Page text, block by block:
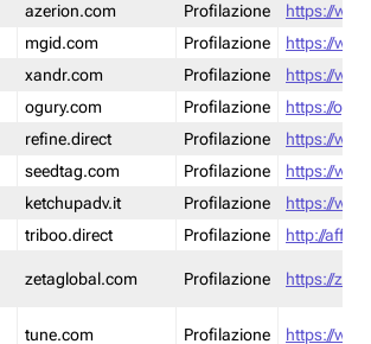
azerion.com Profilazione
https://
mgid.com Profilazione
https://
xandr.com Profilazione
https://
ogury.com Profilazione
https://
refine.direct Profilazione
https://
seedtag.com Profilazione
https://
ketchupadv.it Profilazione
https://
triboo.direct Profilazione
http://
zetaglobal.com Profilazione https://
tune.com Profilazione https://